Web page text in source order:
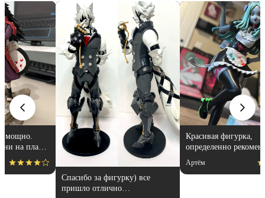
Спасибо за фигурку) все
пришло отлично
Красивая фигурка,
определенно рекомендую👍🏻